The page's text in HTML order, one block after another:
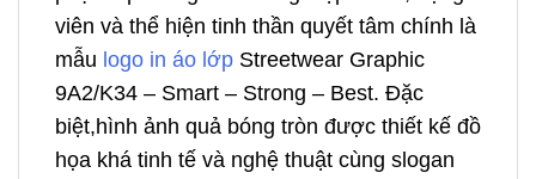
viên và thể hiện tinh thần quyết tâm chính là
mẫu logo in áo lớp Streetwear Graphic
9A2/K34 – Smart – Strong – Best. Đặc
biệt,hình ảnh quả bóng tròn được thiết kế đồ
họa khá tinh tế và nghệ thuật cùng slogan